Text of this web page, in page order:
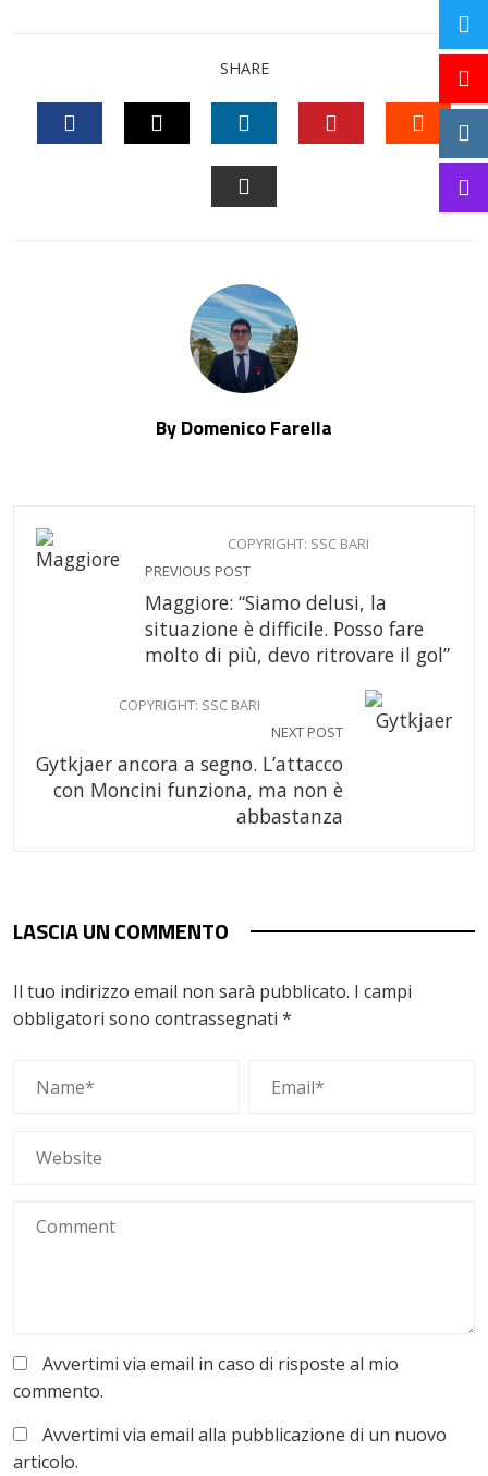
SHARE
TWITTERLINKEDIN PINTEREST
By Domenico Farella
COPYRIGHT: SSC BARI
PREVIOUS POST
Maggiore: “Siamo delusi, la
situazione è difficile. Posso fare
molto di più, devo ritrovare il gol”
COPYRIGHT: SSC BARI
NEXT POST
Gytkjaer ancora a segno. L’attacco
con Moncini funziona, ma non è
abbastanza
LASCIA UN COMMENTO
Il tuo indirizzo email non sarà pubblicato. I campi
obbligatori sono contrassegnati *
Avvertimi via email in caso di risposte al mio
commento.
Avvertimi via email alla pubblicazione di un nuovo
articolo.